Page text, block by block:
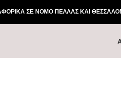
ΣΕ ΝΟΜΟ ΠΕΛΛΑΣ ΚΑΙ